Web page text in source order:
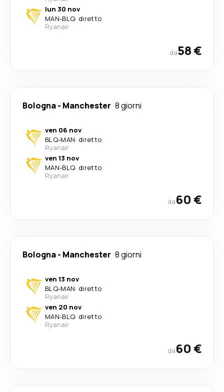
lun 30 nov
MAN-BLQ· diretto
Ryanair
da58 €
Bologna- Manchester 8 giorni
ven 06 nov
BLQ-MAN· diretto
Ryanair
ven 13 nov
MAN-BLQ· diretto
Ryanair
da60 €
Bologna- Manchester 8 giorni
ven 13 nov
BLQ-MAN· diretto
Ryanair
ven 20 nov
MAN-BLQ· diretto
Ryanair
da60 €